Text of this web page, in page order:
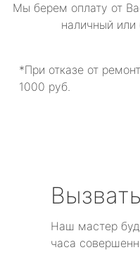
Мы берем оплату от
наличный или
*При отказе от
1000 руб.
Наш мастер
часа